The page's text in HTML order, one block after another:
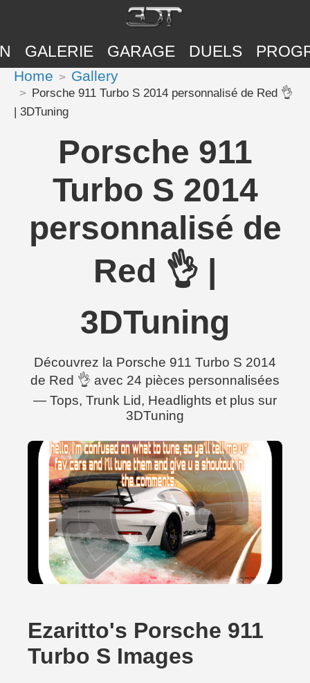
GALERIE GARAGE DUELS
Home Gallery
Porsche 911 Turbo S 2014 personnalisé de Red 👌
| 3DTuning
Porsche 911
Turbo S 2014
personnalisé de
Red 👌 |
3DTuning
Découvrez la Porsche 911 Turbo S 2014
de Red 👌 avec 24 pièces personnalisées
— Tops, Trunk Lid, Headlights et plus sur
3DTuning
Ezaritto's Porsche 911
Turbo S Images